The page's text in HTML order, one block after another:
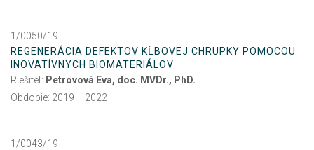
1/0050/19
REGENERÁCIA DEFEKTOV KĹBOVEJ CHRUPKY POMOCOU
INOVATÍVNYCH BIOMATERIÁLOV
Riešiteľ: Petrovová Eva, doc. MVDr., PhD.
Obdobie: 2019 – 2022
1/0043/19